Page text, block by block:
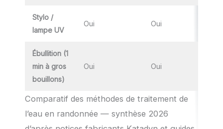
Stylo /
lampe UV
Oui Oui
Ébullition (1
min à gros
bouillons)
Oui Oui
Comparatif des méthodes de traitement de
l’eau en randonnée — synthèse 2026